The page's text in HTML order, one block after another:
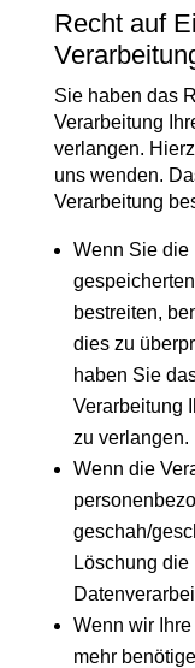
Recht auf
Sie haben das
Verarbeitung
verlangen.
uns wenden.
Verarbeitung
Wenn Sie die
bestreiten,
dies zu
haben Sie
Verarbeitung
zu verlangen.
Wenn die
geschah/
Löschung
Wenn wir
mehr